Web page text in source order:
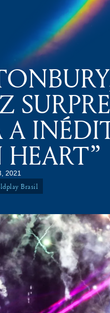
A
2021
Brasil